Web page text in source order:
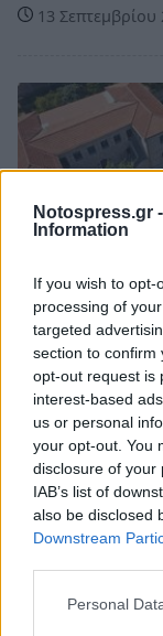
Notospress.gr -
Information
If you wish to
processing of
targeted
section to confirm
opt-out request is
interest-based
us or personal
your opt-out. You
disclosure of your
IAB’s list of
also be disclosed
Downstream
Personal
13 Σεπτεμβρίου
Πελοπόννησος
Σπουδών
26 Αυγούστου